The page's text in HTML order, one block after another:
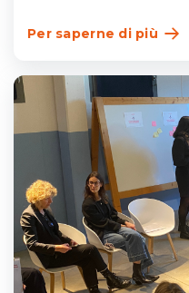
Per saperne di più